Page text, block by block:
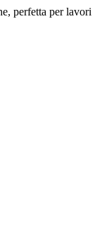
perfetta per lavori